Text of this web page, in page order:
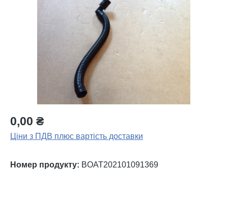
0,00 ₴
Ціни з ПДВ плюс вартість доставки
Номер продукту: BOAT202101091369